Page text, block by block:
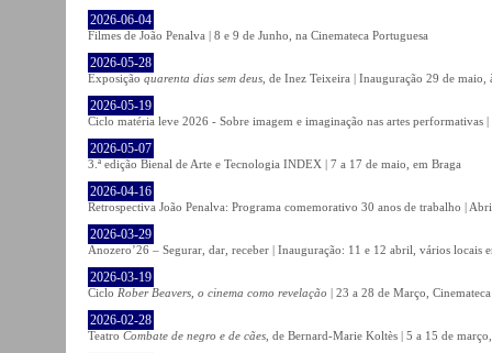
2026-06-04
Filmes de João Penalva | 8 e 9 de Junho, na Cinemateca Portuguesa
2026-05-28
Exposição quarenta dias sem deus , de Inez Teixeira | Inauguração 29 de
2026-05-19
Ciclo matéria leve 2026 - Sobre imagem e imaginação nas artes
2026-05-07
3.ª edição Bienal de Arte e Tecnologia INDEX | 7 a 17 de maio, em Braga
2026-04-16
Retrospectiva João Penalva: Programa comemorativo 30 anos de trabalho |
2026-03-29
Anozero’26 – Segurar, dar, receber | Inauguração: 11 e 12 abril, vários locais
2026-03-19
Ciclo Rober Beavers, o cinema como revelação | 23 a 28 de Março,
2026-02-28
Teatro Combate de negro e de cães , de Bernard-Marie Koltès | 5 a 15 de